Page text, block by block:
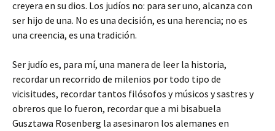
creyera en su dios. Los judíos no: para ser uno, alcanza con
ser hijo de una. No es una decisión, es una herencia; no es
una creencia, es una tradición.
Ser judío es, para mí, una manera de leer la historia,
recordar un recorrido de milenios por todo tipo de
vicisitudes, recordar tantos filósofos y músicos y sastres y
obreros que lo fueron, recordar que a mi bisabuela
Gusztawa Rosenberg la asesinaron los alemanes en